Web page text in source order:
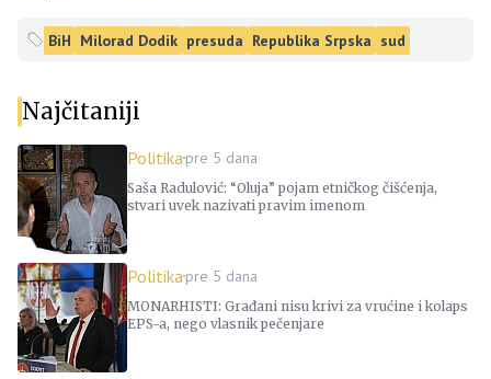
BiH Milorad Dodik presuda Republika Srpska sud
Najčitaniji
Politikapre 5 dana
Saša Radulović: “Oluja” pojam etničkog čišćenja,
stvari uvek nazivati pravim imenom
Politikapre 5 dana
MONARHISTI: Građani nisu krivi za vrućine i kolaps
EPS-a, nego vlasnik pečenjare